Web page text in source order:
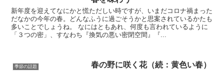
新年度を迎えてなにかと慌ただしい時ですが、いまだコロナ禍まった
だなかの今年の春。どんなふうに過ごそうかと思案されているかたも
多いことでしょうね。 なにはともあれ、何度も言われているように
「３つの密」、すなわち『換気の悪い密閉空間』『...
季節の話題 春の野に咲く花（続：黄色い春）